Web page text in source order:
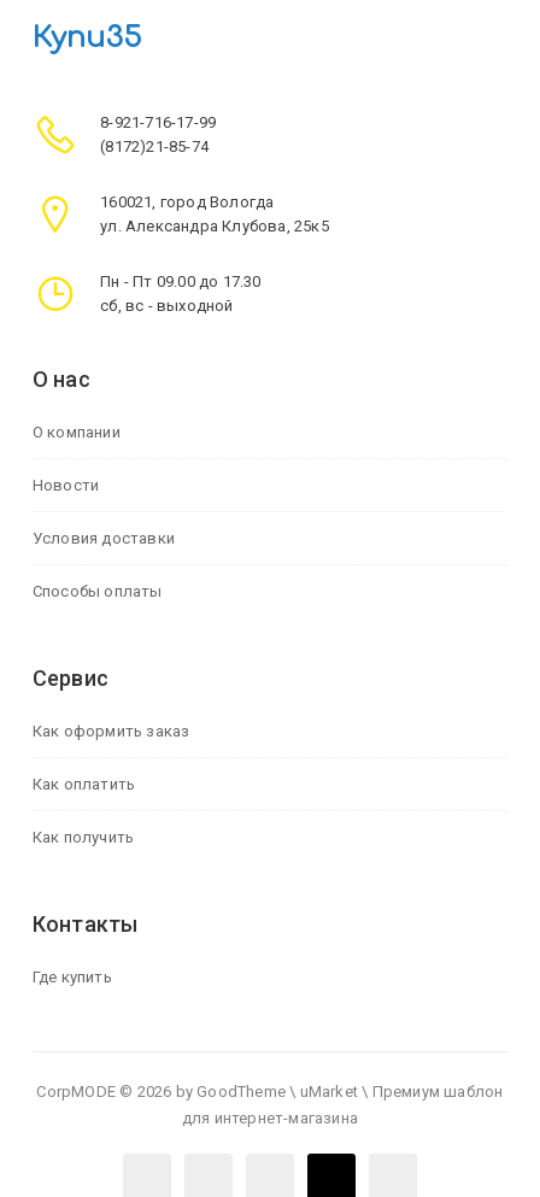
Купи35
8-921-716-17-99
(8172)21-85-74
160021, город Вологда
ул. Александра Клубова, 25к5
Пн - Пт 09.00 до 17.30
сб, вс - выходной
О нас
О компании
Новости
Условия доставки
Способы оплаты
Сервис
Как оформить заказ
Как оплатить
Как получить
Контакты
Где купить
CorpMODE © 2026 by GoodTheme \ uMarket \ Премиум шаблон
для интернет-магазина